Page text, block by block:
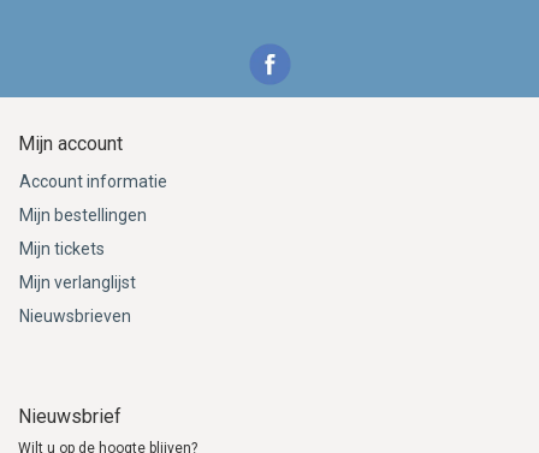
Mijn account
Account informatie
Mijn bestellingen
Mijn tickets
Mijn verlanglijst
Nieuwsbrieven
Nieuwsbrief
Wilt u op de hoogte blijven?